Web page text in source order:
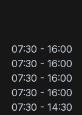
07:30 - 16:00
07:30 - 16:00
07:30 - 16:00
07:30 - 16:00
07:30 - 14:30